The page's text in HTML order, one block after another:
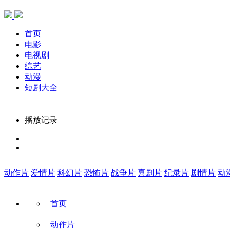
首页
电影
电视剧
综艺
动漫
短剧大全
播放记录
动作片 爱情片 科幻片 恐怖片 战争片 喜剧片 纪录片 剧情片 动
首页
动作片